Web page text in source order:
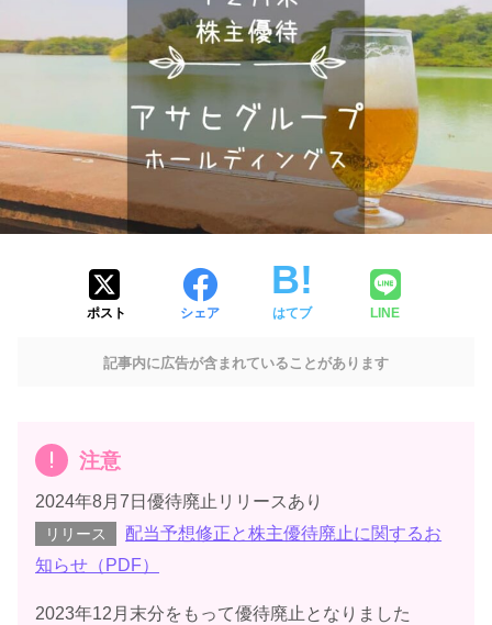
ポスト シェア はてブ LINE
記事内に広告が含まれていることがあります
注意
2024年8月7日優待廃止リリースあり
リリース
配当予想修正と株主優待廃止に関するお
知らせ（PDF）
2023年12月末分をもって優待廃止となりました